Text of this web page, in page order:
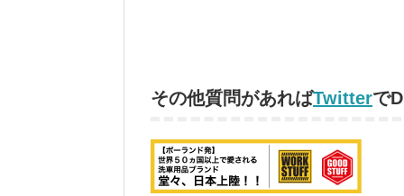
その他質問があればTwitterで